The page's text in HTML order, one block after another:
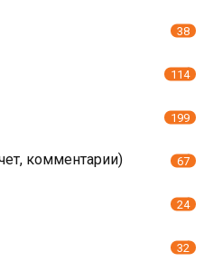
38
114
199
комментарии) 67
24
32